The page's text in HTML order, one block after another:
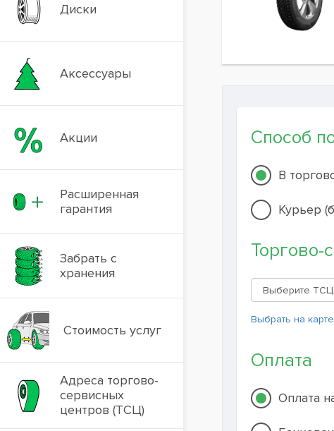
Диски
Аксессуары
Акции
Расширенная
гарантия
Забрать с
хранения
Стоимость услуг
Адреса торгово-
сервисных
центров (ТСЦ)
Способ
В
Курьер
Торгово-
Выбрать на карте
Оплата
Оплата